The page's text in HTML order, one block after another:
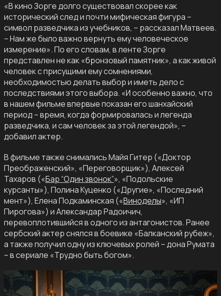
«В кино Зорге долго существовал скорее как
исторический след и почти мифическая фигура –
символ разведчика из учебников, – рассказал Матвеев.
– Нам же было важно вернуть ему человеческое
измерение». По его словам, в ленте Зорге
представлен не как «бронзовый памятник», а как живой
человек с присущими ему сомнениями,
необходимостью делать выбор и иметь дело с
последствиями этого выбора. «И особенно важно, что
в нашем фильме впервые показан его шанхайский
период – время, когда формировалась и легенда
разведчика, и сам человек за этой легендой», –
добавил актер.
В фильме также снимались Майя Гитер («Доктор
Преображенский», «Переговорщик»), Алексей
Тахаров («Бар “Один звонок”», «Подольские
курсанты»), Полина Куценко («Другие», «Последний
мент»), Елена Подкаминская («Виноделы», «ИП
Пирогова») и Александар Радоичич,
перевоплотившийся в одного из антагонистов. Ранее
сербский актер снялся в боевике «Балканский рубеж»,
а также получил одну из ключевых ролей – дона Румата
– в сериале «Трудно быть богом».